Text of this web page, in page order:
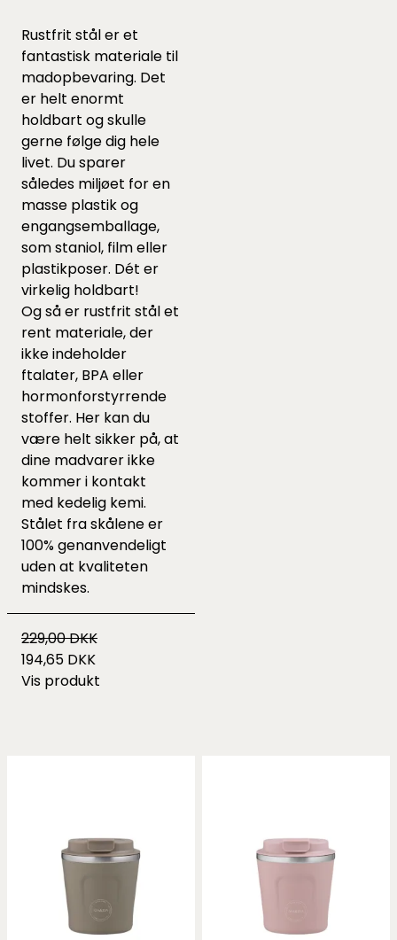
Rustfrit stål er et
fantastisk materiale til
madopbevaring. Det
er helt enormt
holdbart og skulle
gerne følge dig hele
livet. Du sparer
således miljøet for en
masse plastik og
engangsemballage,
som staniol, film eller
plastikposer. Dét er
virkelig holdbart!
Og så er rustfrit stål et
rent materiale, der
ikke indeholder
ftalater, BPA eller
hormonforstyrrende
stoffer. Her kan du
være helt sikker på, at
dine madvarer ikke
kommer i kontakt
med kedelig kemi.
Stålet fra skålene er
100% genanvendeligt
uden at kvaliteten
mindskes.
229,00 DKK
194,65 DKK
Vis produkt